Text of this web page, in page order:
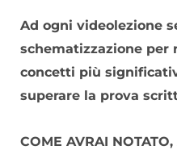
Ad ogni videolezione
schematizzazione per
concetti più
superare la prova
COME AVRAI